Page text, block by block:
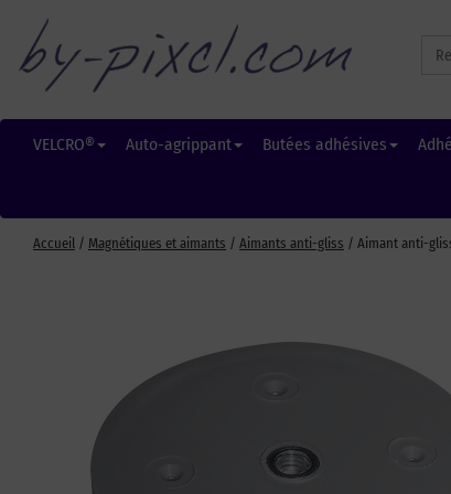
for:
VELCRO® Auto-agrippant Butées adhésives
Accueil / Magnétiques et aimants / Aimants anti-gliss / Aimant anti-